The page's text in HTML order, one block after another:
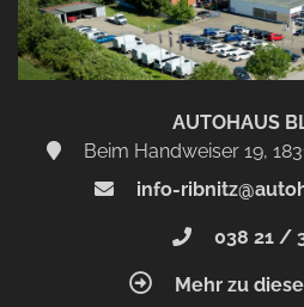
AUTOHAUS
Beim Handweiser 19,
info-
038 21 /
Mehr zu